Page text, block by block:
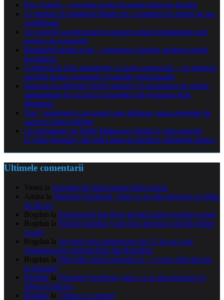
Parc Astérix – aventura perfectă pentru întreaga familie
Ce trebuie să urmărești înainte de a cumpăra un aparat de aer
condiționat
Ce exerciții accelerează recuperarea după implantarea unei
proteze de genunchi
Iluminatul pentru scari – siguranta si design modern pentru
locuinta ta
Curățenia în hale industriale și spații comerciale – un element
esențial pentru siguranță și imagine profesională
Dincolo de diplomă: Rolul strategic al pachetelor de sprijin
săptămânale în succesul cursanților din regiunea Sud-
Muntenia
Top 7 gadgeturi și accesorii care definesc noua generație de
cadouri pentru bărbați
Ce presupune un Smile Makeover digital și cum reușește
D’Alba Dentistry din Alba Iulia să planifice zâmbetul perfect
Ultimele comentarii
Vasea la Angajari de baieti pentru filme porno
Andra la Patronul Facebook, prins ca se uita languros la iubita
lui Bezos
Bogdan la Parlamentul din Peru declară război fustelor scurte
Bogdan la Parchet laminat: Cum faci alegerea corectă pentru
acasă?
Bogdan la Secretul unui antreprenor de 25 de ani care
schimbă piața construcțiilor din România
Bogdan la Părul tău spune povestea ta – ce faci când începe
să dispară?
Bogdan la Patronul Facebook, prins ca se uita languros la
iubita lui Bezos
Bogdan la Ciolacu s-a tatuat!